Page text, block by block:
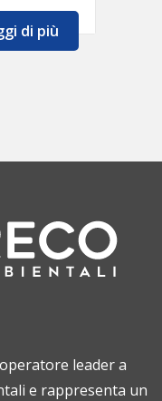
di più
operatore leader a
e rappresenta un